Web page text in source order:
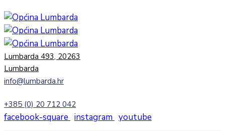
Lumbarda 493, 20263
Lumbarda
info@lumbarda.hr
+385 (0) 20 712 042
facebook-square instagram youtube